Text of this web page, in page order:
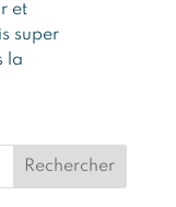
et
super
la
Rechercher